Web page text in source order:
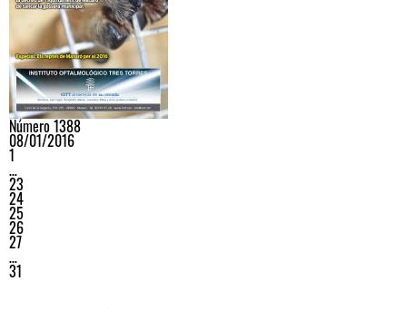
Número 1388
08/01/2016
1
…
23
24
25
26
27
…
31